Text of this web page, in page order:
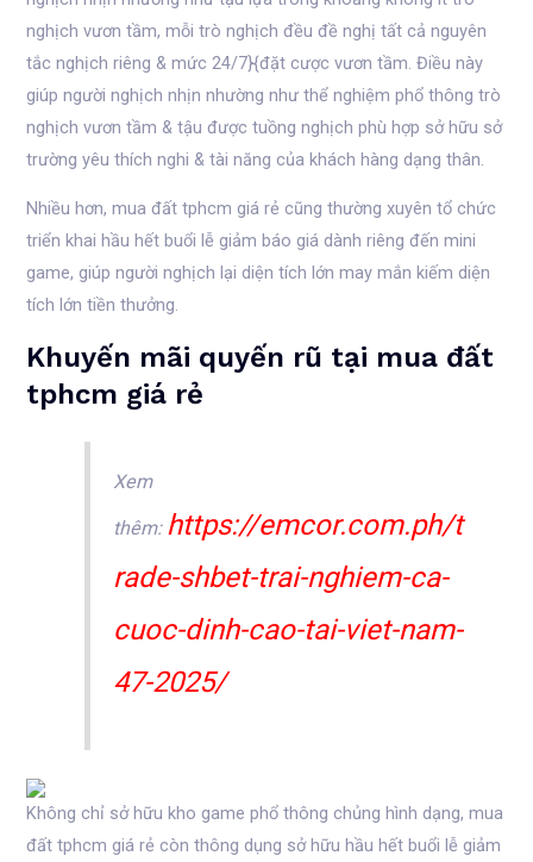
nghịch vươn tầm, mỗi trò nghịch đều đề nghị tất cả nguyên
tắc nghịch riêng & mức 24/7}{đặt cược vươn tầm. Điều này
giúp người nghịch nhịn nhường như thể nghiệm phổ thông trò
nghịch vươn tầm & tậu được tuồng nghịch phù hợp sở hữu sở
trường yêu thích nghi & tài năng của khách hàng dạng thân.
Nhiều hơn, mua đất tphcm giá rẻ cũng thường xuyên tổ chức
triển khai hầu hết buổi lễ giảm báo giá dành riêng đến mini
game, giúp người nghịch lại diện tích lớn may mắn kiếm diện
tích lớn tiền thưởng.
Khuyến mãi quyến rũ tại mua đất
tphcm giá rẻ
Xem
thêm: https://emcor.com.ph/t
rade-shbet-trai-nghiem-ca-
cuoc-dinh-cao-tai-viet-nam-
47-2025/
Không chỉ sở hữu kho game phổ thông chủng hình dạng, mua
đất tphcm giá rẻ còn thông dụng sở hữu hầu hết buổi lễ giảm